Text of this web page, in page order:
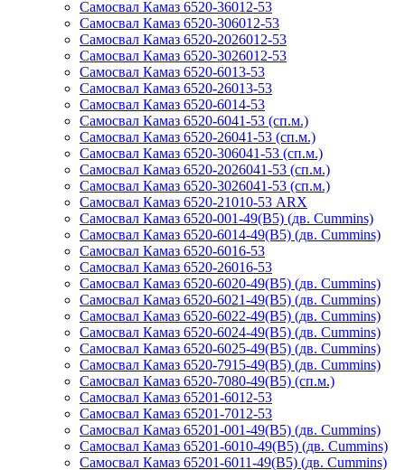
Самосвал Камаз 6520-36012-53
Самосвал Камаз 6520-306012-53
Самосвал Камаз 6520-2026012-53
Самосвал Камаз 6520-3026012-53
Самосвал Камаз 6520-6013-53
Самосвал Камаз 6520-26013-53
Самосвал Камаз 6520-6014-53
Самосвал Камаз 6520-6041-53 (сп.м.)
Самосвал Камаз 6520-26041-53 (сп.м.)
Самосвал Камаз 6520-306041-53 (сп.м.)
Самосвал Камаз 6520-2026041-53 (сп.м.)
Самосвал Камаз 6520-3026041-53 (сп.м.)
Самосвал Камаз 6520-21010-53 ARX
Самосвал Камаз 6520-001-49(B5) (дв. Cummins)
Самосвал Камаз 6520-6014-49(B5) (дв. Cummins)
Самосвал Камаз 6520-6016-53
Самосвал Камаз 6520-26016-53
Самосвал Камаз 6520-6020-49(B5) (дв. Cummins)
Самосвал Камаз 6520-6021-49(B5) (дв. Cummins)
Самосвал Камаз 6520-6022-49(B5) (дв. Cummins)
Самосвал Камаз 6520-6024-49(B5) (дв. Cummins)
Самосвал Камаз 6520-6025-49(B5) (дв. Cummins)
Самосвал Камаз 6520-7915-49(B5) (дв. Cummins)
Самосвал Камаз 6520-7080-49(B5) (сп.м.)
Самосвал Камаз 65201-6012-53
Самосвал Камаз 65201-7012-53
Самосвал Камаз 65201-001-49(B5) (дв. Cummins)
Самосвал Камаз 65201-6010-49(B5) (дв. Cummins)
Самосвал Камаз 65201-6011-49(B5) (дв. Cummins)